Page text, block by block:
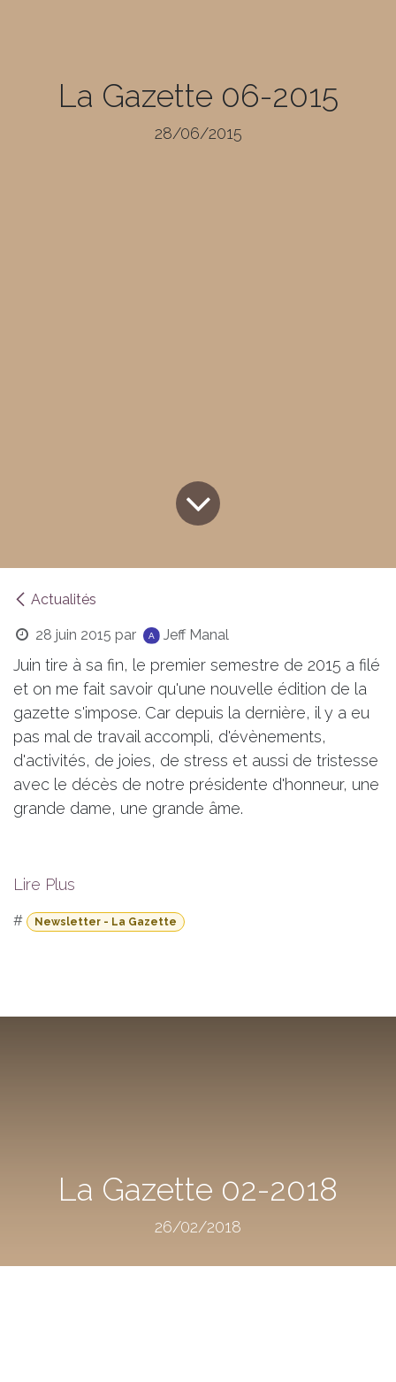
La Gazette 06-2015
28/06/2015
Actualités
28 juin 2015 par Jeff Manal
Juin tire à sa fin, le premier semestre de 2015 a filé
et on me fait savoir qu'une nouvelle édition de la
gazette s'impose. Car depuis la dernière, il y a eu
pas mal de travail accompli, d'évènements,
d'activités, de joies, de stress et aussi de tristesse
avec le décès de notre présidente d'honneur, une
grande dame, une grande âme.
Lire Plus
# Newsletter - La Gazette
La Gazette 02-2018
26/02/2018